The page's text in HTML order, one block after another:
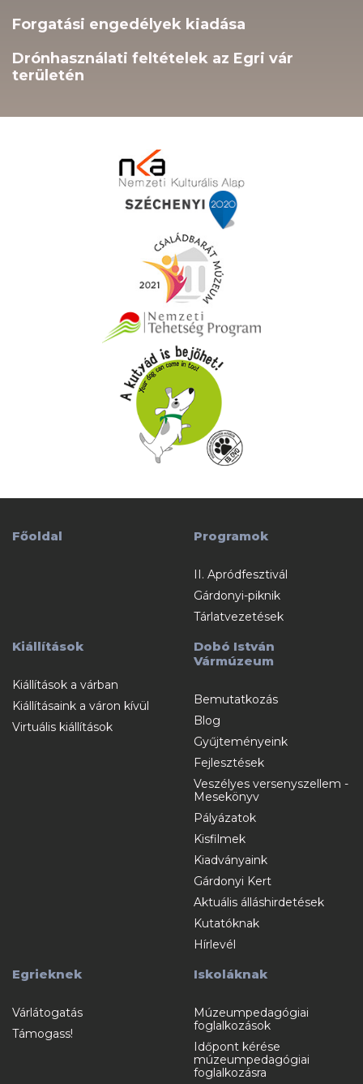
Forgatási engedélyek kiadása
Drónhasználati feltételek az Egri vár
területén
Főoldal Programok
II. Apródfesztivál
Gárdonyi-piknik
Tárlatvezetések
Kiállítások
Kiállítások a várban
Kiállításaink a váron kívül
Virtuális kiállítások
Dobó István
Vármúzeum
Bemutatkozás
Blog
Gyűjteményeink
Fejlesztések
Veszélyes versenyszellem -
Mesekönyv
Pályázatok
Kisfilmek
Kiadványaink
Gárdonyi Kert
Aktuális álláshirdetések
Kutatóknak
Hírlevél
Egrieknek
Várlátogatás
Támogass!
Iskoláknak
Múzeumpedagógiai
foglalkozások
Időpont kérése
múzeumpedagógiai
foglalkozásra